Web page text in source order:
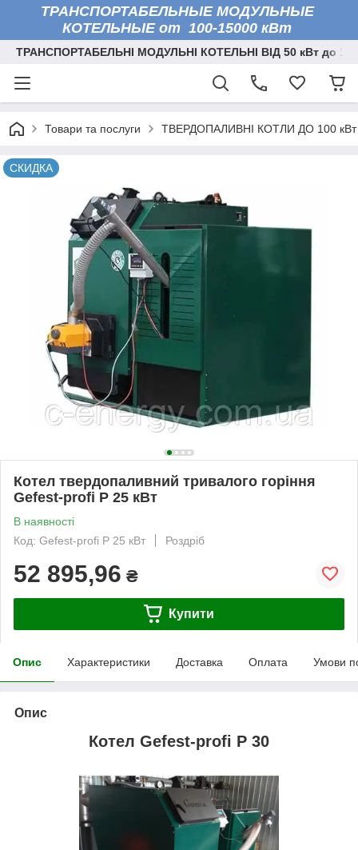
ТРАНСПОРТАБЕЛЬНЫЕ МОДУЛЬНЫЕ
КОТЕЛЬНЫЕ от 100-15000 кВт
ТРАНСПОРТАБЕЛЬНІ МОДУЛЬНІ КОТЕЛЬНІ ВІД 50 кВт до
Товари та послуги ТВЕРДОПАЛИВНІ КОТЛИ ДО 100 кВт
СКИДКА
Котел твердопаливний тривалого горіння
Gefest-profi P 25 кВт
В наявності
Код: Gefest-profi P 25 кВт
Роздріб
52 895,96 ₴
Купити
Опис Характеристики Доставка Оплата Умови
Опис
Котел Gefest-profi P 30